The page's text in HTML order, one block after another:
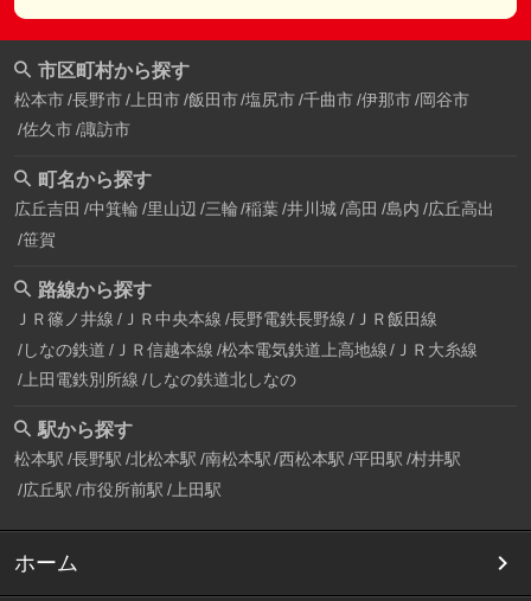
市区町村から探す
松本市 長野市 上田市 飯田市 塩尻市 千曲市 伊那市 岡谷市
佐久市 諏訪市
町名から探す
広丘吉田 中箕輪 里山辺 三輪 稲葉 井川城 高田 島内 広丘高出
笹賀
路線から探す
ＪＲ篠ノ井線 ＪＲ中央本線 長野電鉄長野線 ＪＲ飯田線
しなの鉄道 ＪＲ信越本線 松本電気鉄道上高地線
ＪＲ大糸線
上田電鉄別所線 しなの鉄道北しなの
駅から探す
松本駅 長野駅 北松本駅 南松本駅 西松本駅 平田駅 村井駅
広丘駅 市役所前駅 上田駅
ホーム